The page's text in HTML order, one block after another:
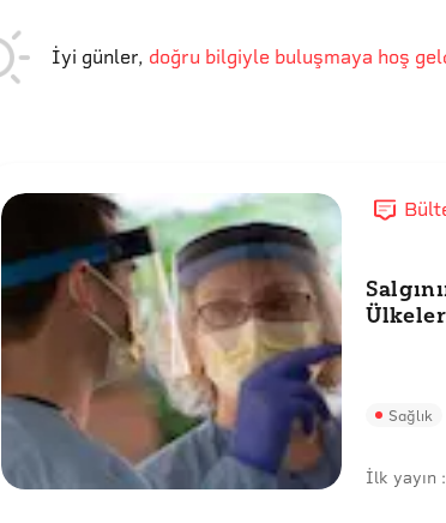
İyi günler, doğru bilgiyle buluşmaya hoş
Sağlık
İlk yayın :